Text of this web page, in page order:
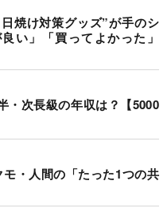
焼け対策グッズ”が手のシ
い」「買ってよかった」
・次長級の年収は？【5000
・人間の「たった1つの共